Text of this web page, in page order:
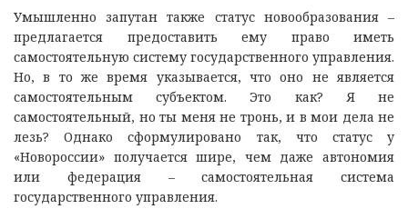
Умышленно запутан также статус новообразования –
предлагается предоставить ему право иметь
самостоятельную систему государственного управления.
Но, в то же время указывается, что оно не является
самостоятельным субъектом. Это как? Я не
самостоятельный, но ты меня не тронь, и в мои дела не
лезь? Однако сформулировано так, что статус у
«Новороссии» получается шире, чем даже автономия
или федерация – самостоятельная система
государственного управления.